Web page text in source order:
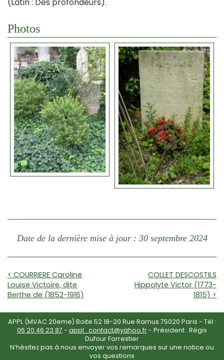
(Latin : Des profondeurs).
Photos
Date de la dernière mise à jour : 30 septembre 2024
< COURRIERE Caroline
Louise Victoire, dite
Berthe de (1852-1916)
COLLET DESCOSTILS
Hippolyte Victor (1773-
1815) >
APPL (MVAC 20eme) Boite 52 18-20 Rue Ramus 75020 Paris - Tél :
06 20 46 23 87 - appl_contact@yahoo.fr- Président : Régis
Dufour Forrestier
N’hésitez pas à nous envoyer vos remarques sur une notice ou
vos questions